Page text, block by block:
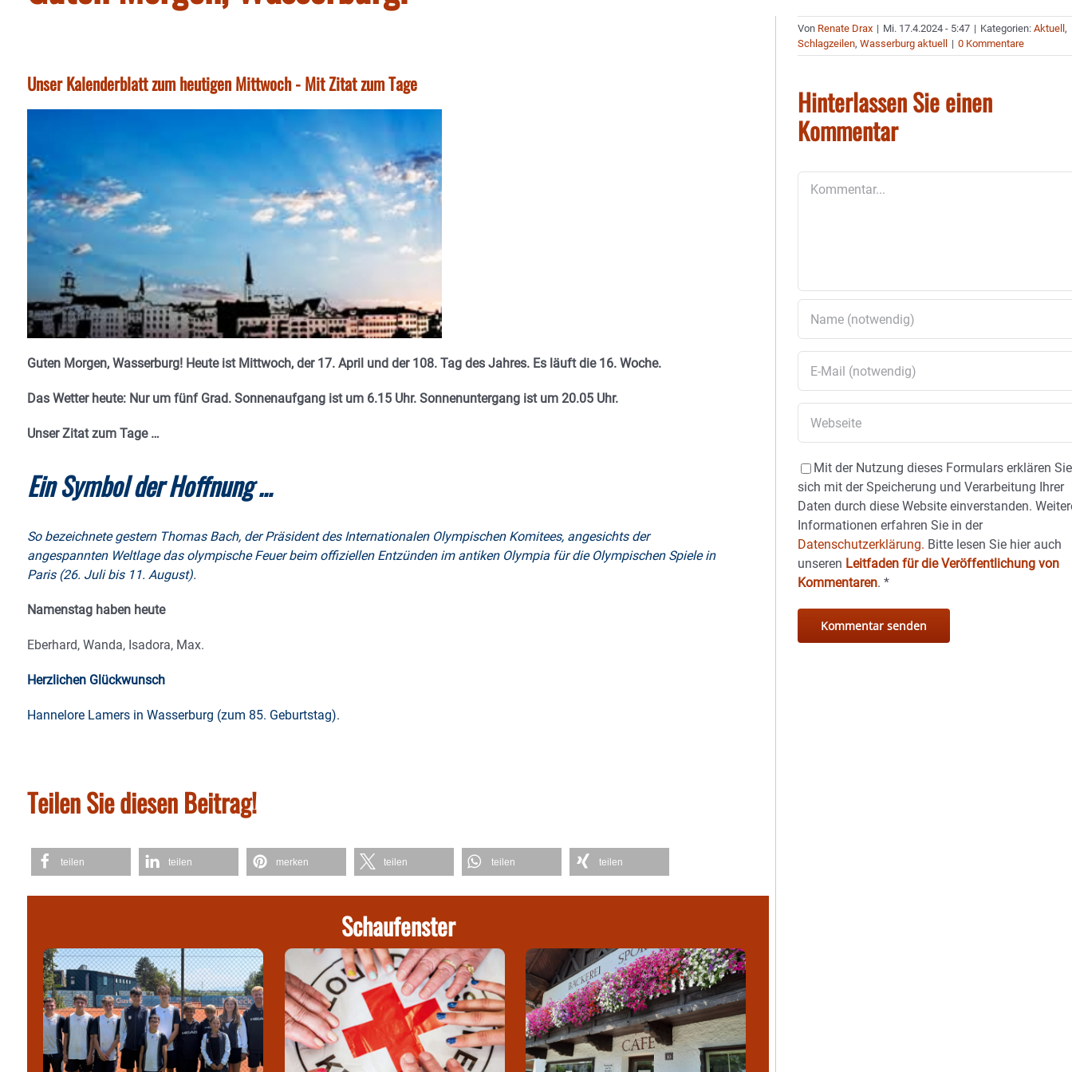
Unser Kalenderblatt zum heutigen Mittwoch - Mit Zitat zum Tage
Guten Morgen, Wasserburg! Heute ist Mittwoch, der 17. April und der 108. Tag des Jahres. Es läuft die 16. Woche.
Das Wetter heute: Nur um fünf Grad. Sonnenaufgang ist um 6.15 Uhr. Sonnenuntergang ist um 20.05 Uhr.
Unser Zitat zum Tage …
Ein Symbol der Hoffnung …
So bezeichnete gestern Thomas Bach, der Präsident des Internationalen Olympischen Komitees, angesichts der
angespannten Weltlage das olympische Feuer beim offiziellen Entzünden im antiken Olympia für die Olympischen Spiele in
Paris (26. Juli bis 11. August).
Namenstag haben heute
Eberhard, Wanda, Isadora, Max.
Herzlichen Glückwunsch
Hannelore Lamers in Wasserburg (zum 85. Geburtstag).
Teilen Sie diesen Beitrag!
teilen teilen merken teilen teilen teilen
Schaufenster
Von Renate Drax | Mi. 17.4.2024 - 5:47 | Kategorien:Aktuell,
Schlagzeilen,Wasserburg aktuell | 0 Kommentare
Hinterlassen Sie einen
Kommentar
Mit der Nutzung dieses Formulars erklären Sie
sich mit der Speicherung und Verarbeitung Ihrer
Daten durch diese Website einverstanden.
Informationen erfahren Sie in der
Datenschutzerklärung. Bitte lesen Sie hier auch
unseren Leitfaden für die Veröffentlichung von
Kommentaren.*